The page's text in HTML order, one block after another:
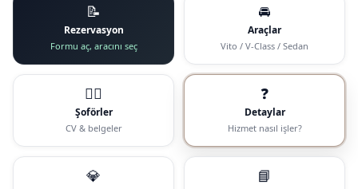
📝
Rezervasyon
Formu aç, aracını seç
🚘
Araçlar
Vito / V-Class / Sedan
🧑‍✈️
Şoförler
CV & belgeler
❓
Detaylar
Hizmet nasıl işler?
💎 📘